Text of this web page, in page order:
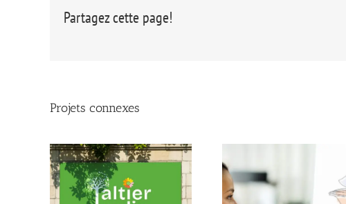
Partagez cette page!
Projets connexes